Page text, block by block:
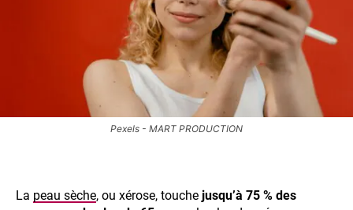
Pexels - MART PRODUCTION
La peau sèche, ou xérose, touche jusqu’à 75 % des